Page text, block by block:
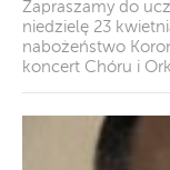
Zapraszamy do
niedzielę 23
nabożeństwo
koncert Chóru i